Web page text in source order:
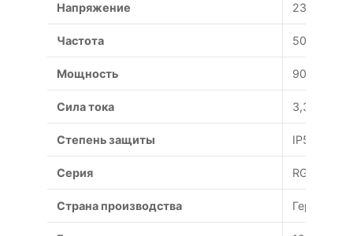
Напряжение 230/400 В
Частота 50 Гц
Мощность 900 Вт
Сила тока 3,3/1,9 А
Степень защиты IP54
Серия RG-P
Страна производства Германия